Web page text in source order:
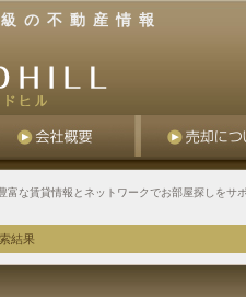
の不動産情報
富な賃貸情報とネットワークでお部屋探しをサ
結果